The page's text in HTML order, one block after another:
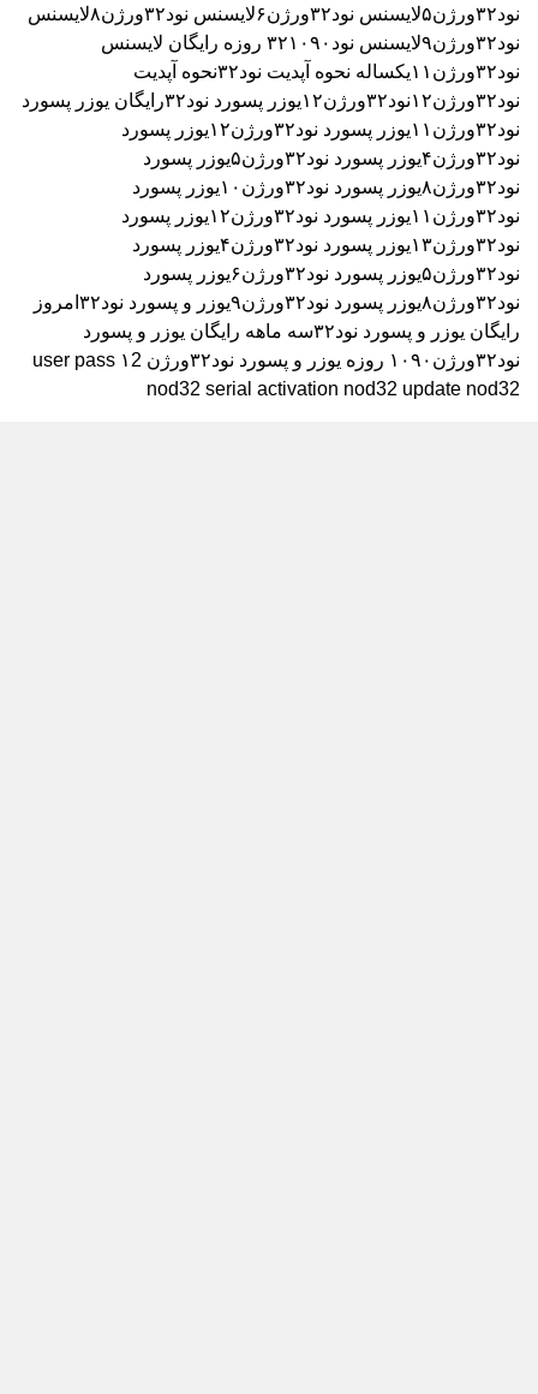
نود۳۲ورژن۱۱
یوزر پسورد نود۳۲ورژن۱۲
یوزر پسورد
نود۳۲ورژن۴
یوزر پسورد نود۳۲ورژن۵
یوزر پسورد
نود۳۲ورژن۸
یوزر پسورد نود۳۲ورژن۱۰
یوزر پسورد
نود۳۲ورژن۱۱
یوزر پسورد نود۳۲ورژن۱۲
یوزر پسورد
نود۳۲ورژن۱۳
یوزر پسورد نود۳۲ورژن۴
یوزر پسورد
نود۳۲ورژن۵
یوزر پسورد نود۳۲ورژن۶
یوزر پسورد
نود۳۲ورژن۸
یوزر پسورد نود۳۲ورژن۹
رایگانیوزر و پسورد نود۳۲سه ماهه رایگان
یوزر و پسورد
نود۳۲ورژن۱۰۹۰ روزه
یوزر و پسورد نود۳۲ورژن ۱2
nod32 serial activation nod32 update nod32